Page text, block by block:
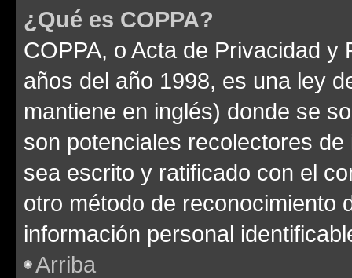
¿Qué es COPPA?
COPPA, o Acta de Privacidad
años del año 1998, es una ley
mantiene en inglés) donde se
son potenciales recolectores
sea escrito y ratificado con el
otro método de reconocimiento
información personal
Arriba